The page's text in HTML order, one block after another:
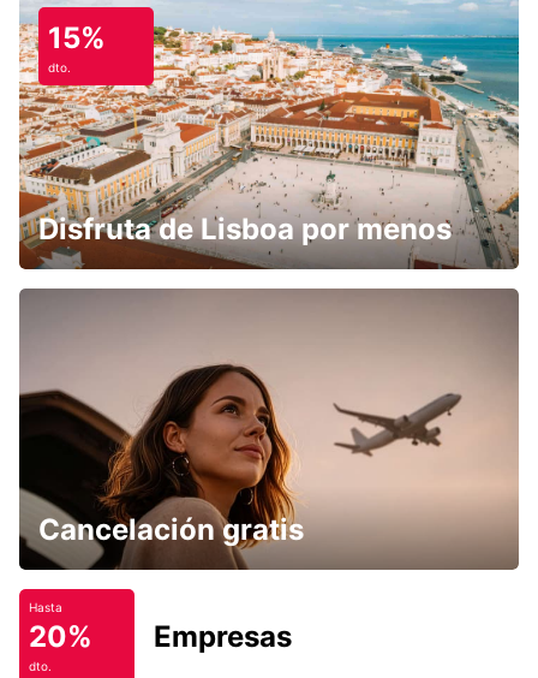
15%
dto.
Disfruta de Lisboa por menos
Cancelación gratis
Hasta
20%
dto.
Empresas